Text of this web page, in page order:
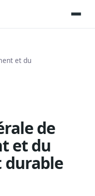
longs
10 h
et du
de
et du
durable